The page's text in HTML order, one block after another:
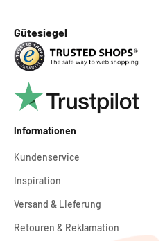
Gütesiegel
Informationen
Kundenservice
Inspiration
Versand & Lieferung
Retouren & Reklamation